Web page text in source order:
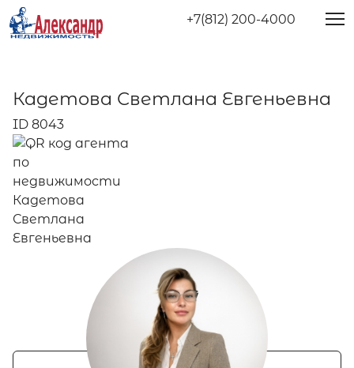
+7(812) 200-4000
Кадетова Светлана Евгеньевна
ID 8043